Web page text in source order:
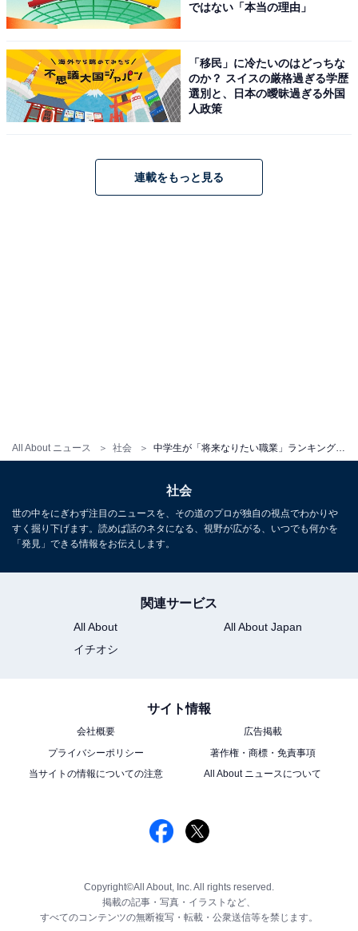
All About ニュース 社会 中学生が「将来なりたい職業」ランキングは2021年も「YouTuber」が上位！ 男女別の1位は？
ではない「本当の理由」
「移民」に冷たいのはどっちな
のか？ スイスの厳格過ぎる学歴
選別と、日本の曖昧過ぎる外国
人政策
連載をもっと見る
社会
世の中をにぎわず注目のニュースを、その道のプロが独自の視点でわかりや
すく掘り下げます。読めば話のネタになる、視野が広がる、いつでも何かを
「発見」できる情報をお伝えします。
関連サービス
All About
All About Japan
イチオシ
サイト情報
会社概要
広告掲載
プライバシーポリシー
著作権・商標・免責事項
当サイトの情報についての注意
All About ニュースについて
Copyright©All About, Inc. All rights reserved.
掲載の記事・写真・イラストなど、
すべてのコンテンツの無断複写・転載・公衆送信等を禁じます。